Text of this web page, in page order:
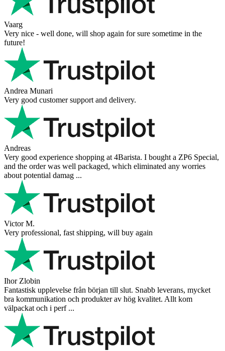
Vaarg
Very nice - well done, will shop again for sure sometime in the
future!
Andrea Munari
Very good customer support and delivery.
Andreas
Very good experience shopping at 4Barista. I bought a ZP6 Special,
and the order was well packaged, which eliminated any worries
about potential damag ...
Victor M.
Very professional, fast shipping, will buy again
Ihor Zlobin
Fantastisk upplevelse från början till slut. Snabb leverans, mycket
bra kommunikation och produkter av hög kvalitet. Allt kom
välpackat och i perf ...